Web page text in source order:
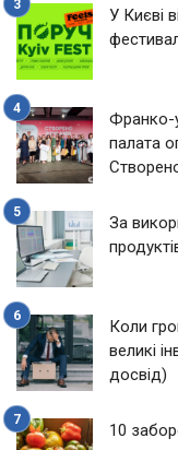
У Києві
Франко-
палата
За
Коли
великі
досвід)
10